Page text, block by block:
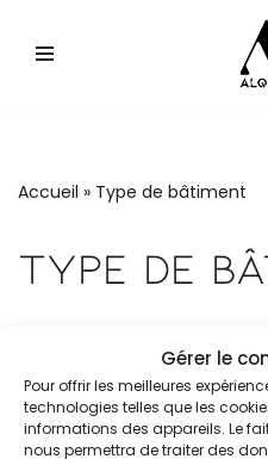
Gérer le
Pour offrir les meilleures
technologies telles que les
informations des appareils. Le
nous permettra de traiter des
Aller
Accueil » Type de bâtiment
Type De